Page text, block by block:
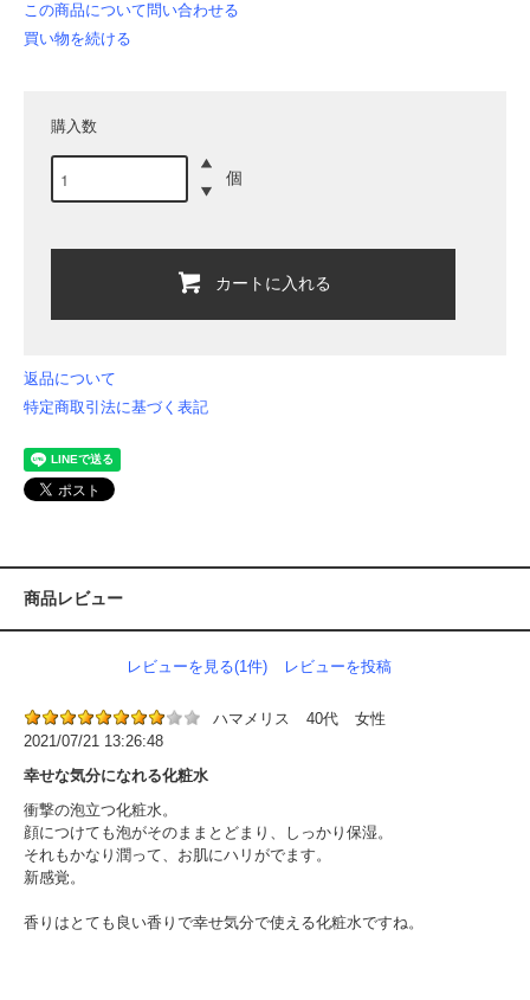
この商品について問い合わせる
買い物を続ける
購入数
個
カートに入れる
返品について
特定商取引法に基づく表記
商品レビュー
レビューを見る(1件) レビューを投稿
ハマメリス 40代
女性
2021/07/21 13:26:48
幸せな気分になれる化粧水
衝撃の泡立つ化粧水。
顔につけても泡がそのままとどまり、しっかり保湿。
それもかなり潤って、お肌にハリがでます。
新感覚。
香りはとても良い香りで幸せ気分で使える化粧水ですね。